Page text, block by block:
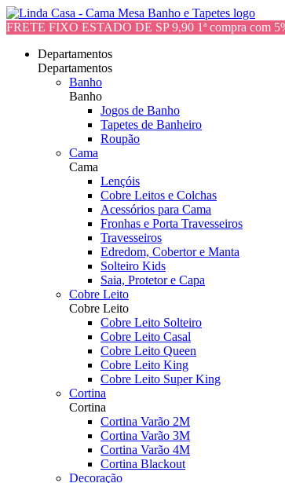
FRETE FIXO ESTADO DE SP 9,90 1ª compra com
Departamentos
Departamentos
Banho
Banho
Jogos de Banho
Tapetes de Banheiro
Roupão
Cama
Cama
Lençóis
Cobre Leitos e Colchas
Acessórios para Cama
Fronhas e Porta Travesseiros
Travesseiros
Edredom, Cobertor e Manta
Solteiro Kids
Saia, Protetor e Capa
Cobre Leito
Cobre Leito
Cobre Leito Solteiro
Cobre Leito Casal
Cobre Leito Queen
Cobre Leito King
Cobre Leito Super King
Cortina
Cortina
Cortina Varão 2M
Cortina Varão 3M
Cortina Varão 4M
Cortina Blackout
Decoração